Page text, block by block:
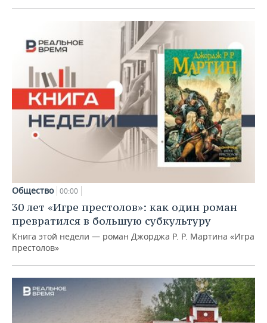
Общество 00:00
30 лет «Игре престолов»: как один роман
превратился в большую субкультуру
Книга этой недели — роман Джорджа Р. Р. Мартина «Игра
престолов»